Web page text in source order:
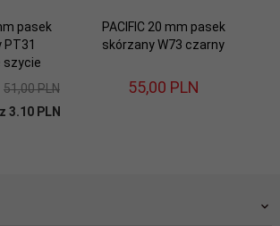
pasek
PT31
szycie
51,00 PLN
3.10 PLN
PACIFIC 20 mm pasek
skórzany W73 czarny
55,00 PLN